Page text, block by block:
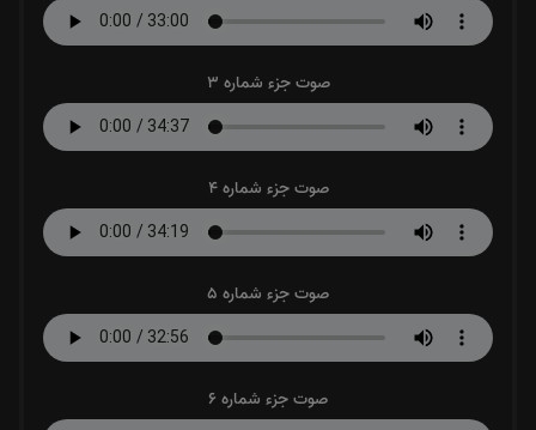
صوت جزء شماره 3
صوت جزء شماره 4
صوت جزء شماره 5
صوت جزء شماره 6